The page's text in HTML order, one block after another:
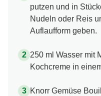
putzen und in
Nudeln oder Reis
Auflaufform geben.
250 ml Wasser mit
Kochcreme in
Knorr Gemüse